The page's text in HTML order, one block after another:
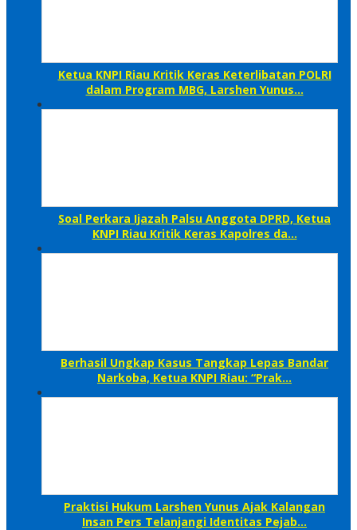
Ketua KNPI Riau Kritik Keras Keterlibatan POLRI
dalam Program MBG, Larshen Yunus…
Soal Perkara Ijazah Palsu Anggota DPRD, Ketua
KNPI Riau Kritik Keras Kapolres da…
Berhasil Ungkap Kasus Tangkap Lepas Bandar
Narkoba, Ketua KNPI Riau: “Prak…
Praktisi Hukum Larshen Yunus Ajak Kalangan
Insan Pers Telanjangi Identitas Pejab…